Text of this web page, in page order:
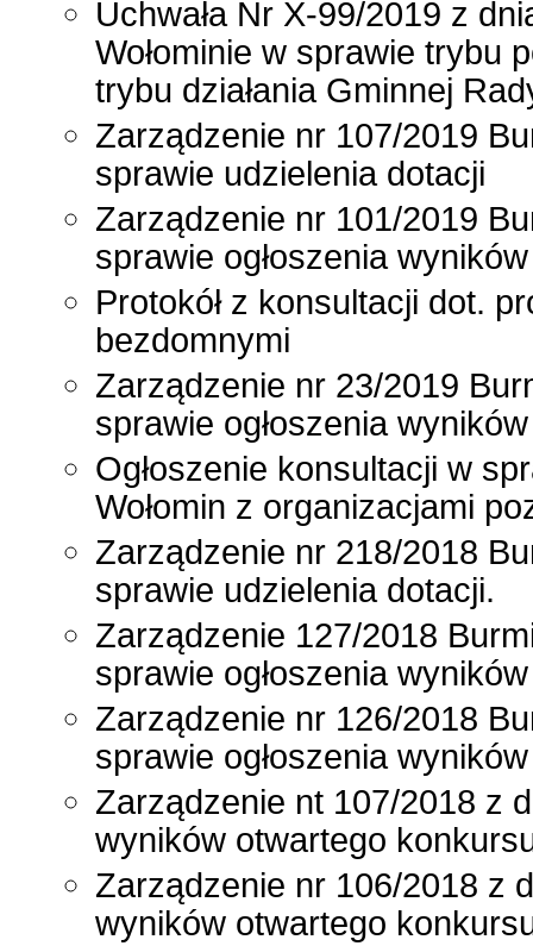
Uchwała Nr X-99/2019 z
Wołominie w sprawie trybu
trybu działania Gminnej
Zarządzenie nr 107/2019
sprawie udzielenia dotacji
Zarządzenie nr 101/2019
sprawie ogłoszenia
Protokół z konsultacji dot.
bezdomnymi
Zarządzenie nr 23/2019
sprawie ogłoszenia
Ogłoszenie konsultacji w
Wołomin z organizacjami
Zarządzenie nr 218/2018
sprawie udzielenia dotacji.
Zarządzenie 127/2018
sprawie ogłoszenia
Zarządzenie nr 126/2018
sprawie ogłoszenia
Zarządzenie nt 107/2018 z
wyników otwartego
Zarządzenie nr 106/2018 z
wyników otwartego